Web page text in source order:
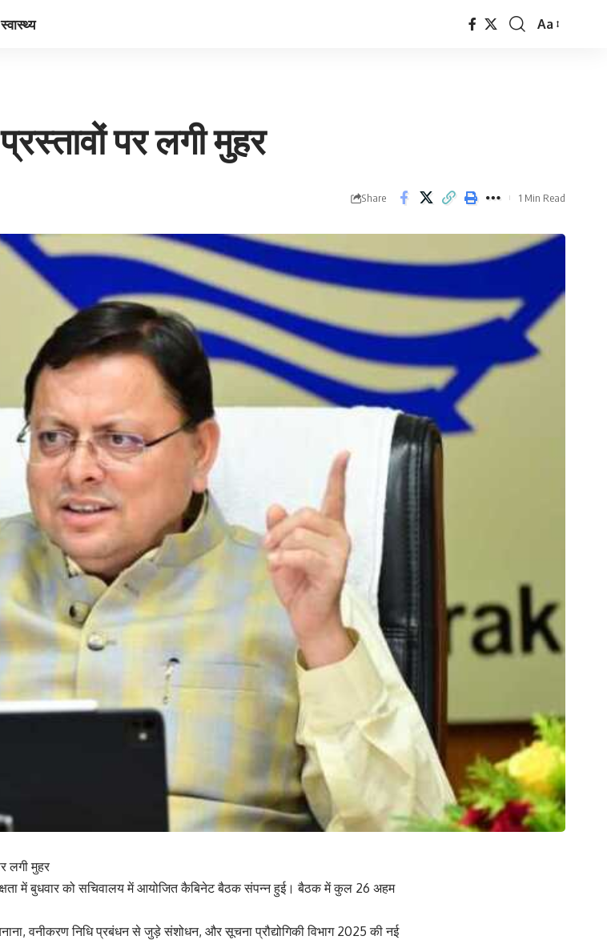
स्वास्थ्य
Font
Aa
पर लगी मुहर
Share 1 Min Read
लगी मुहर
में बुधवार को सचिवालय में आयोजित कैबिनेट बैठक संपन्न हुई। बैठक में कुल 26 अहम
वनीकरण निधि प्रबंधन से जुड़े संशोधन, और सूचना प्रौद्योगिकी विभाग 2025 की नई